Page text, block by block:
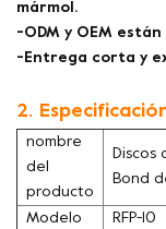
mármol.
-ODM y OEM
-Entrega corta y
2.
nombre
del
producto
Discos
Bond
Modelo
RFP-10